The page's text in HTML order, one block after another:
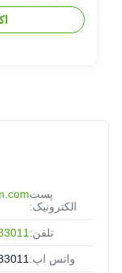
پست
الکترونیک:
تلفن:
واتس اپ: